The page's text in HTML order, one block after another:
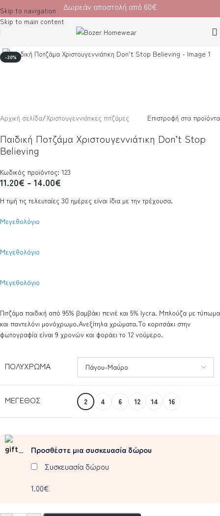
Skip to navigation
Skip to main content
Δωρεάν αποστολή από 60€
-30%
Αρχική σελίδα/Χριστουγεννιάτικες πιτζάμες Επιστροφή στα προϊόντα
Παιδική Ποτζάμα Χριστουγεννιάτικη Don’t Stop
Believing
Κωδικός προϊόντος: 123
11.20€ – 14.00€
Η τιμή τις τελευταίες 30 ημέρες είναι ίδια με την τρέχουσα.
Μεγεθολόγιο
Μεγεθολόγιο
Μεγεθολόγιο
Πιτζάμα παιδική από 95% βαμβάκι πενιέ και 5% lycra. Μπλούζα με τύπωμα
και παντελόνι μονόχρωμο.Ανεξίτηλα χρώματα.Το κοριτσάκι στην
φωτογραφία είναι 9 χρονών και φοράει το 12 νούμερο.
ΠΟΛΎΧΡΩΜΑ
ΜΈΓΕΘΟΣ 2 4 6 12 14 16
Προσθέστε μια συσκευασία δώρου
Συσκευασία δώρου
1.00€